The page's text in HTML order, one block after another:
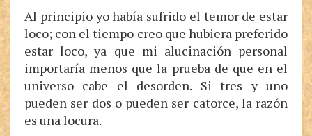
Al principio yo había sufrido el temor de estar
loco; con el tiempo creo que hubiera preferido
estar loco, ya que mi alucinación personal
importaría menos que la prueba de que en el
universo cabe el desorden. Si tres y uno
pueden ser dos o pueden ser catorce, la razón
es una locura.